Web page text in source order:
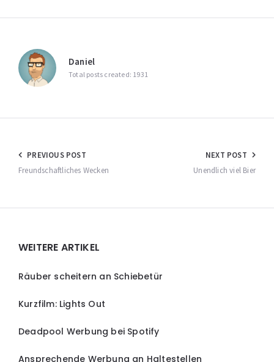
Daniel
Total posts created: 1931
Beitragsnavigation
PREVIOUS POST
Freundschaftliches Wecken
NEXT POST
Unendlich viel Bier
Widgets
WEITERE ARTIKEL
Räuber scheitern an Schiebetür
Kurzfilm: Lights Out
Deadpool Werbung bei Spotify
Ansprechende Werbung an Haltestellen